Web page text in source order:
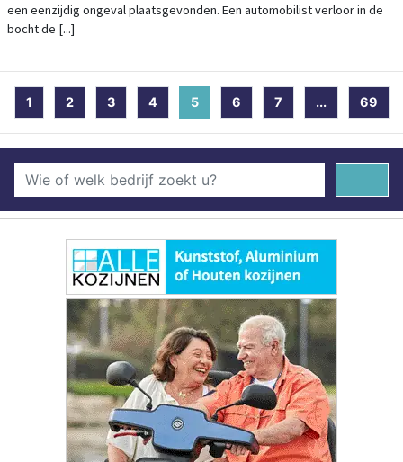
een eenzijdig ongeval plaatsgevonden. Een automobilist verloor in de
bocht de [...]
1 2 3 4 5(current)
6 7 ... 69